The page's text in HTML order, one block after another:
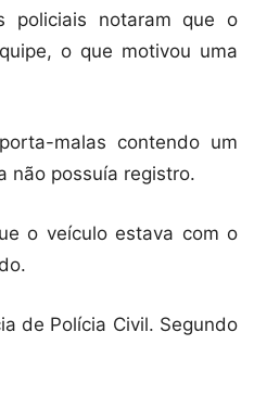
policiais notaram que o
o que motivou uma
malas contendo um
não possuía registro.
o veículo estava com o
de Polícia Civil. Segundo